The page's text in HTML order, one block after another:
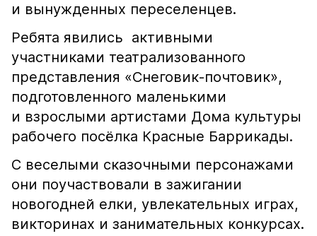
и вынужденных переселенцев.
Ребята явились активными
участниками театрализованного
представления «Снеговик-почтовик»,
подготовленного маленькими
и взрослыми артистами Дома культуры
рабочего посёлка Красные Баррикады.
С веселыми сказочными персонажами
они поучаствовали в зажигании
новогодней елки, увлекательных играх,
викторинах и занимательных конкурсах.